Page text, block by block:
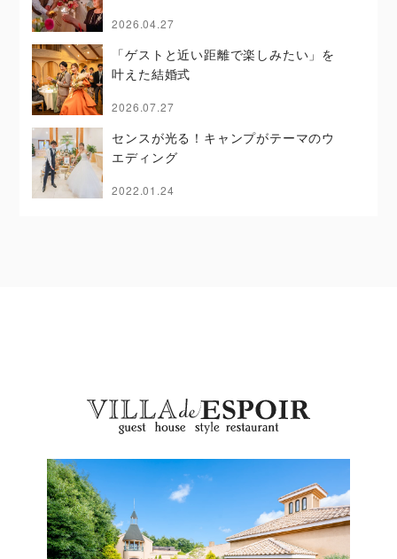
2026.04.27
「ゲストと近い距離で楽しみたい」を
叶えた結婚式
2026.07.27
センスが光る！キャンプがテーマのウ
エディング
2022.01.24